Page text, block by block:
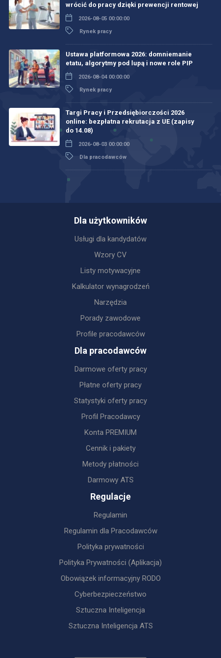
wrócić do pracy dzięki prewencji rentowej
2026-08-05 00:00:00
Rynek pracy
Ustawa platformowa 2026: domniemanie
etatu, algorytmy pod lupą i nowe role PIP
2026-08-04 00:00:00
Rynek pracy
Targi Pracy i Przedsiębiorczości 2026
online: bezpłatna rekrutacja z UE (zapisy
do 14.08)
2026-08-03 00:00:00
Dla pracodawców
Dla użytkowników
Usługi dla kandydatów
Wzory CV
Listy motywacyjne
Kalkulator wynagrodzeń
Narzędzia
Porady zawodowe
Profile pracodawców
Dla pracodawców
Darmowe oferty pracy
Płatne oferty pracy
Statystyki oferty pracy
Profil Pracodawcy
Konta PREMIUM
Cennik i pakiety
Metody płatności
Darmowy ATS
Regulacje
Regulamin
Regulamin dla Pracodawców
Polityka prywatności
Polityka Prywatności (Aplikacja)
Obowiązek informacyjny RODO
Cyberbezpieczeństwo
Sztuczna Inteligencja
Sztuczna Inteligencja ATS